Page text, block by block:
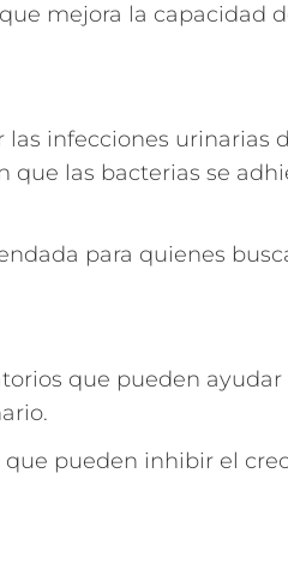
mejora la capacidad
infecciones urinarias
las bacterias se
para quienes
que pueden ayudar
pueden inhibir el